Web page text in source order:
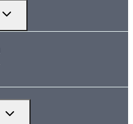
Skift
Skift